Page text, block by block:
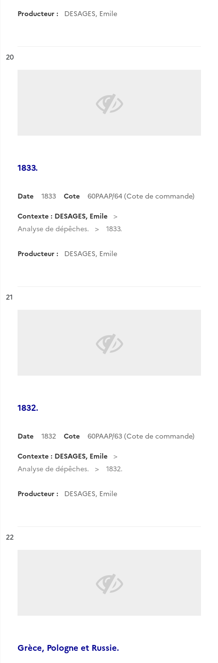
Producteur : DESAGES, Emile
n°
20
1833.
Date 1833 Cote 60PAAP/64 (Cote de commande)
Contexte : DESAGES, Emile
Analyse de dépêches.
1833.
Producteur : DESAGES, Emile
n°
21
1832.
Date 1832 Cote 60PAAP/63 (Cote de commande)
Contexte : DESAGES, Emile
Analyse de dépêches.
1832.
Producteur : DESAGES, Emile
n°
22
Grèce, Pologne et Russie.